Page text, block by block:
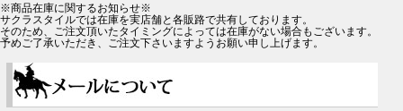
※商品在庫に関するお知らせ※
サクラスタイルでは在庫を実店舗と各販路で共有しております。
そのため、ご注文頂いたタイミングによっては在庫がない場合もございます。
予めご了承いただき、ご注文下さいますようお願い申し上げます。